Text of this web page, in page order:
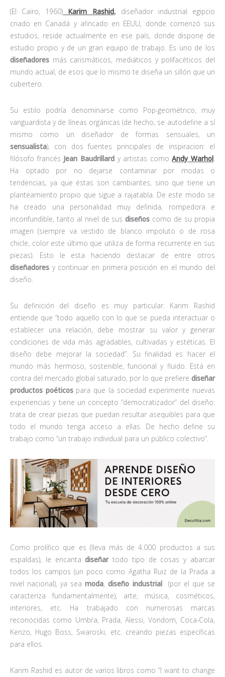
(El Cairo, 1960) Karim Rashid, diseñador industrial egipcio
criado en Canadá y afincado en EEUU, donde comenzó sus
estudios, reside actualmente en ese país, donde dispone de
estudio propio y de un gran equipo de trabajo. Es uno de los
diseñadores más carismáticos, mediáticos y polifacéticos del
mundo actual, de esos que lo mismo te diseña un sillón que un
cubertero.
Su estilo podría denominarse como Pop-geométrico, muy
vanguardista y de líneas orgánicas (de hecho, se autodefine a sí
mismo como
un diseñador de formas sensuales, un
sensualista), con dos fuentes principales de inspiracion: el
filósofo francés Jean Baudrillardy artistas comoAndy Warhol.
Ha optado por no dejarse contaminar por modas o
tendencias, ya que éstas son cambiantes, sino que tiene un
planteamiento propio que sigue a rajatabla. De este modo se
ha creado una personalidad muy definida, rompedora e
inconfundible, tanto al nivel de susdiseños como de su propia
imagen (siempre va vestido de blanco impoluto o de rosa
chicle, color este último que utiliza de forma recurrente en sus
piezas). Esto le esta haciendo destacar de entre otros
diseñadores y continuar en primera posición en el mundo del
diseño.
Su definición del diseño es muy particular. Karim Rashid
entiende que “todo aquello con lo que se pueda interactuar o
establecer una relación, debe mostrar su valor y generar
condiciones de vida más agradables, cultivadas y estéticas. El
diseño debe mejorar la sociedad”. Su finalidad es hacer el
mundo más hermoso, sostenible, funcional y fluido. Está en
contra del mercado global saturado, por lo que prefiere diseñar
productos poéticospara que la sociedad experimente nuevas
experiencias y tiene un concepto “democratizador” del diseño:
trata de crear piezas que puedan resultar asequibles para que
todo el mundo tenga acceso a ellas. De hecho define su
trabajo como “un trabajo individual para un público colectivo”.
Como prolífico que es (lleva más de 4.000 productos a sus
espaldas), le encantadiseñartodo tipo de cosas y abarcar
todos los campos (un poco como Agatha Ruiz de la Prada a
nivel nacional), ya seamoda,diseño industrial(por el que se
caracteriza fundamentalmente), arte, música, cosméticos,
interiores, etc. Ha trabajado con numerosas marcas
reconocidas como Umbra, Prada, Alessi, Vondom, Coca-Cola,
Kenzo, Hugo Boss, Swaroski, etc. creando piezas específicas
para ellos.
Karim Rashid es autor de varios libros como “I want to change